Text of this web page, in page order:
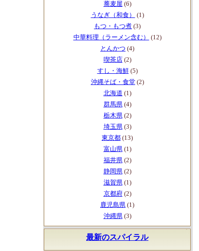
蕎麦屋 (6)
うなぎ（和食）
(1)
もつ・もつ煮 (3)
中華料理（ラーメン含む）
(12)
とんかつ (4)
喫茶店 (2)
すし・海鮮(5)
沖縄そば・食堂(2)
北海道 (1)
群馬県(4)
栃木県(2)
埼玉県(3)
東京都 (13)
富山県(1)
福井県(2)
静岡県(2)
滋賀県(1)
京都府(2)
鹿児島県 (1)
沖縄県(3)
最新のスパイラル